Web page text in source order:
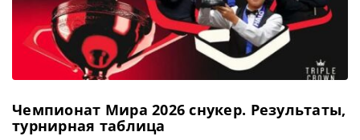
Чемпионат Мира 2026 cнукер. Результаты,
турнирная таблица